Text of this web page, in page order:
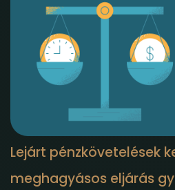
Lejárt pénzkövetelések
meghagyásos eljárás